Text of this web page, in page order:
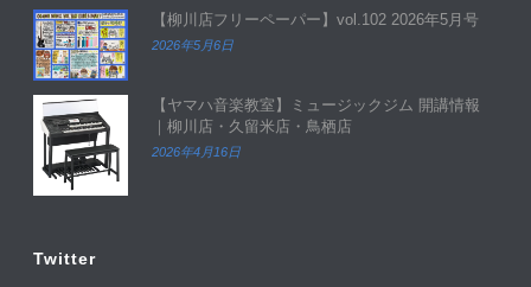
【柳川店フリーペーパー】vol.102 2026年5月号
2026年5月6日
【ヤマハ音楽教室】ミュージックジム 開講情報
｜柳川店・久留米店・鳥栖店
2026年4月16日
Twitter